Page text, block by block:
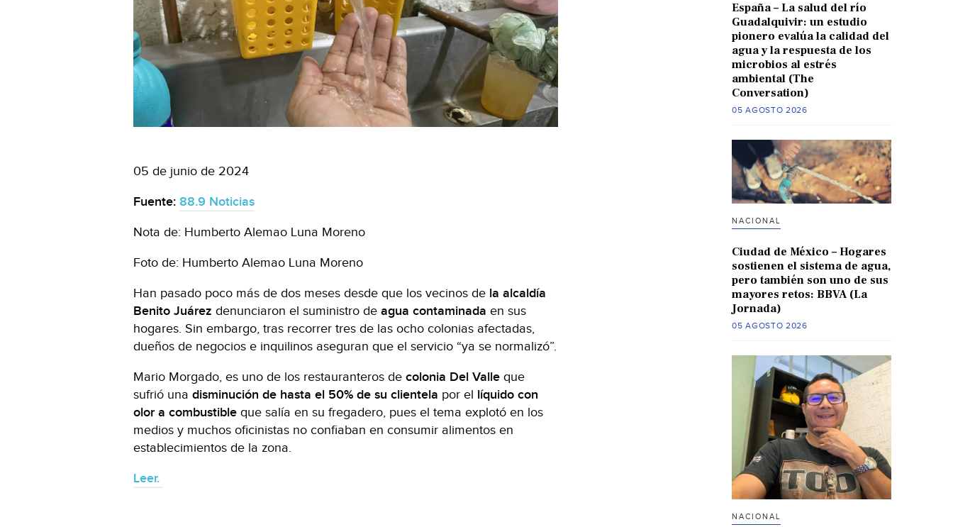
05 de junio de 2024
Fuente: 88.9 Noticias
Nota de: Humberto Alemao Luna Moreno
Foto de: Humberto Alemao Luna Moreno
Han pasado poco más de dos meses desde que los vecinos de la alcaldía
Benito Juárez denunciaron el suministro de agua contaminada en sus
hogares. Sin embargo, tras recorrer tres de las ocho colonias afectadas,
dueños de negocios e inquilinos aseguran que el servicio “ya se normalizó”.
Mario Morgado, es uno de los restauranteros de colonia Del Valle que
sufrió una disminución de hasta el 50% de su clientela por el líquido con
olor a combustible que salía en su fregadero, pues el tema explotó en los
medios y muchos oficinistas no confiaban en consumir alimentos en
establecimientos de la zona.
Leer.
España – La salud del río
Guadalquivir: un estudio
pionero evalúa la calidad del
agua y la respuesta de los
microbios al estrés
ambiental (The
Conversation)
05 AGOSTO 2026
NACIONAL
Ciudad de México – Hogares
sostienen el sistema de agua,
pero también son uno de sus
mayores retos: BBVA (La
Jornada)
05 AGOSTO 2026
NACIONAL